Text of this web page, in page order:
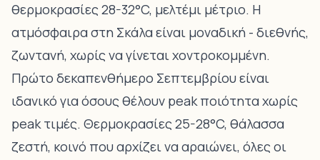
θερμοκρασίες 28-32°C, μελτέμι μέτριο. Η
ατμόσφαιρα στη Σκάλα είναι μοναδική - διεθνής,
ζωντανή, χωρίς να γίνεται χοντροκομμένη.
Πρώτο δεκαπενθήμερο Σεπτεμβρίου είναι
ιδανικό για όσους θέλουν peak ποιότητα χωρίς
peak τιμές. Θερμοκρασίες 25-28°C, θάλασσα
ζεστή, κοινό που αρχίζει να αραιώνει, όλες οι